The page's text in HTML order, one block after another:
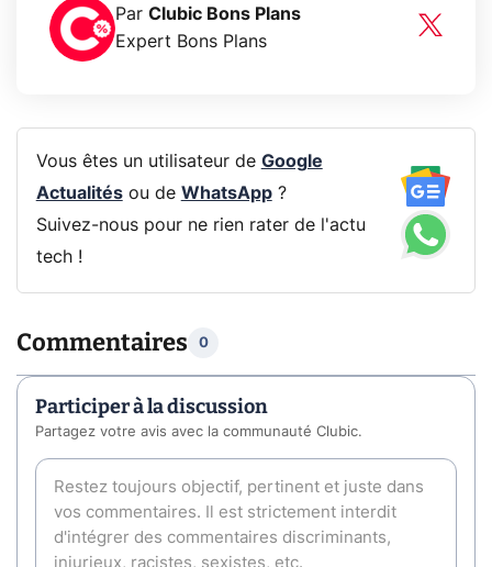
Par Clubic Bons Plans
Expert Bons Plans
Vous êtes un utilisateur de Google
Actualitésou de WhatsApp?
Suivez-nous pour ne rien rater de l'actu
tech !
Commentaires 0
Participer à la discussion
Partagez votre avis avec la communauté Clubic.